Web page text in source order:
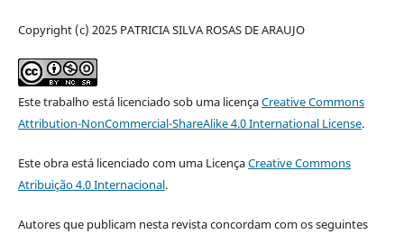
Copyright (c) 2025 PATRICIA SILVA ROSAS DE ARAUJO
Este trabalho está licenciado sob uma licençaCreative Commons
Attribution-NonCommercial-ShareAlike 4.0 International License.
Este obra está licenciado com uma LicençaCreative Commons
Atribuição 4.0 Internacional.
Autores que publicam nesta revista concordam com os seguintes